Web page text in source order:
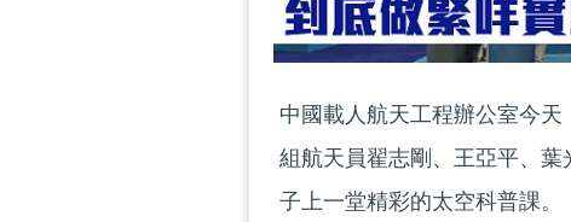
中國載人航天工程辦公室今
組航天員翟志剛、王亞平、
子上一堂精彩的太空科普課。